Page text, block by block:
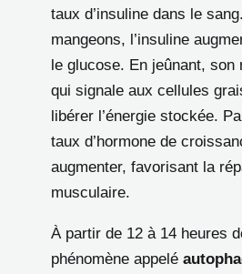
taux d’insuline dans le
mangeons, l’insuline
le glucose. En jeûnant, son
qui signale aux cellules
libérer l’énergie stockée.
taux d’hormone de
augmenter, favorisant la
musculaire.
À partir de 12 à 14 heures
phénomène appelé